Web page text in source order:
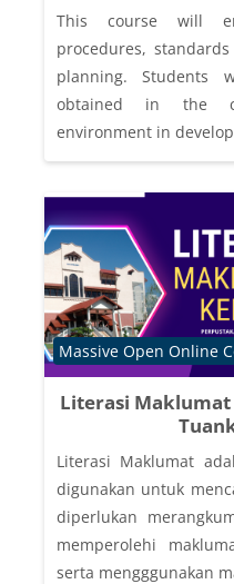
This course will
procedures,
planning. Students
obtained in the
environment in
Literasi
Course category
Massive Open Online
Literasi Maklumat
digunakan untuk
diperlukan
memperolehi
serta mengggunakan